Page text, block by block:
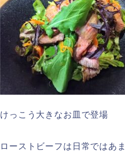
けっこう大きなお皿で登場
ローストビーフは日常ではあ